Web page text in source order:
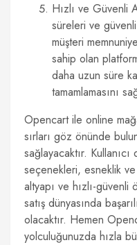
Hızlı ve Güvenli
süreleri ve
müşteri
sahip olan
daha uzun süre
tamamlamasını
Opencart ile online
sırları göz önünde
sağlayacaktır.
seçenekleri, esneklik
altyapı ve hızlı-
satış dünyasında
olacaktır. Hemen
yolculuğunuzda hızla